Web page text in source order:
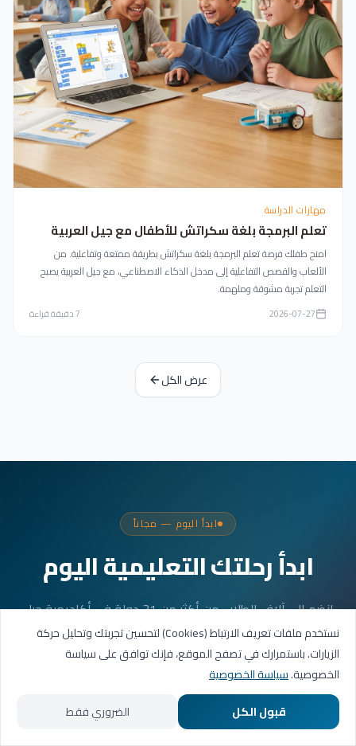
مهارات الدراسة
تعلم البرمجة بلغة سكراتش للأطفال مع جيل العربية
امنح طفلك فرصة تعلم البرمجة بلغة سكراتش بطريقة ممتعة وتفاعلية. من
الألعاب والقصص التفاعلية إلى مدخل الذكاء الاصطناعي، مع جيل العربية يصبح
التعلم تجربة مشوقة وملهمة.
2026-07-27
7دقيقة قراءة
عرض الكل
ابدأ اليوم — مجاناً
ابدأ رحلتك التعليمية اليوم
انضم إلى آلاف الطلاب من أكثر من 31 دولة في أكاديمية جيل
العربية. جلستك الأولى مجانية.
احجز حصتك التجريبية
تواصل عبر واتساب
الرئيسية المسارات التعليمية
نستخدم ملفات تعريف الارتباط (Cookies) لتحسين تجربتك وتحليل حركة
الزيارات. باستمرارك في تصفح الموقع، فإنك توافق على سياسة
الخصوصية.سياسة الخصوصية
قبول الكل
الضروري فقط